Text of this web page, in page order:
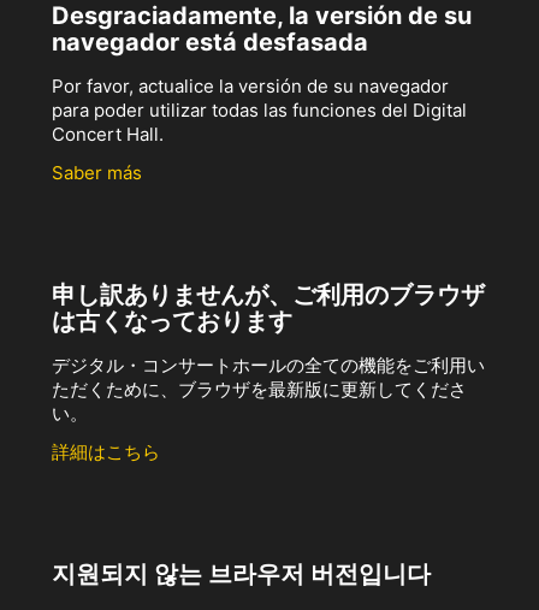
Desgraciadamente, la versión de su
navegador está desfasada
Por favor, actualice la versión de su navegador
para poder utilizar todas las funciones del Digital
Concert Hall.
Saber más
申し訳ありませんが、ご利用のブラウザ
は古くなっております
デジタル・コンサートホールの全ての機能をご利用い
ただくために、ブラウザを最新版に更新してくださ
い。
詳細はこちら
지원되지 않는 브라우저 버전입니다